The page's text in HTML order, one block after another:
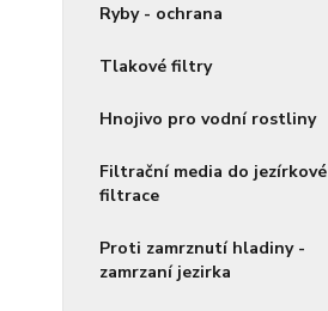
Ryby - ochrana
Tlakové filtry
Hnojivo pro vodní rostliny
Filtrační media do jezírkové
filtrace
Proti zamrznutí hladiny -
zamrzaní jezirka